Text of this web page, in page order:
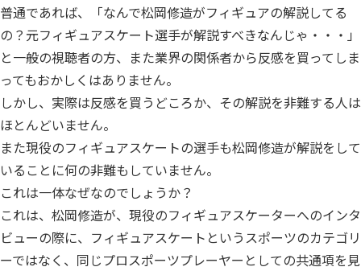
普通であれば、「なんで松岡修造がフィギュアの解説してる
の？元フィギュアスケート選手が解説すべきなんじゃ・・・」
と一般の視聴者の方、また業界の関係者から反感を買ってしま
ってもおかしくはありません。
しかし、実際は反感を買うどころか、その解説を非難する人は
ほとんどいません。
また現役のフィギュアスケートの選手も松岡修造が解説をして
いることに何の非難もしていません。
これは一体なぜなのでしょうか？
これは、松岡修造が、現役のフィギュアスケーターへのインタ
ビューの際に、フィギュアスケートというスポーツのカテゴリ
ーではなく、同じプロスポーツプレーヤーとしての共通項を見